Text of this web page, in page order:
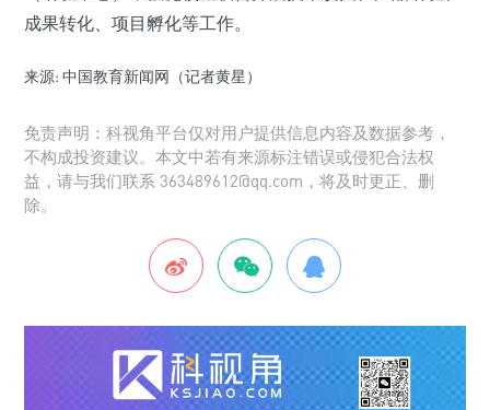
成果转化、项目孵化等工作。
来源: 中国教育新闻网（记者黄星）
免责声明：科视角平台仅对用户提供信息内容及数据参考，
不构成投资建议。本文中若有来源标注错误或侵犯合法权
益，请与我们联系 363489612@qq.com，将及时更正、删
除。